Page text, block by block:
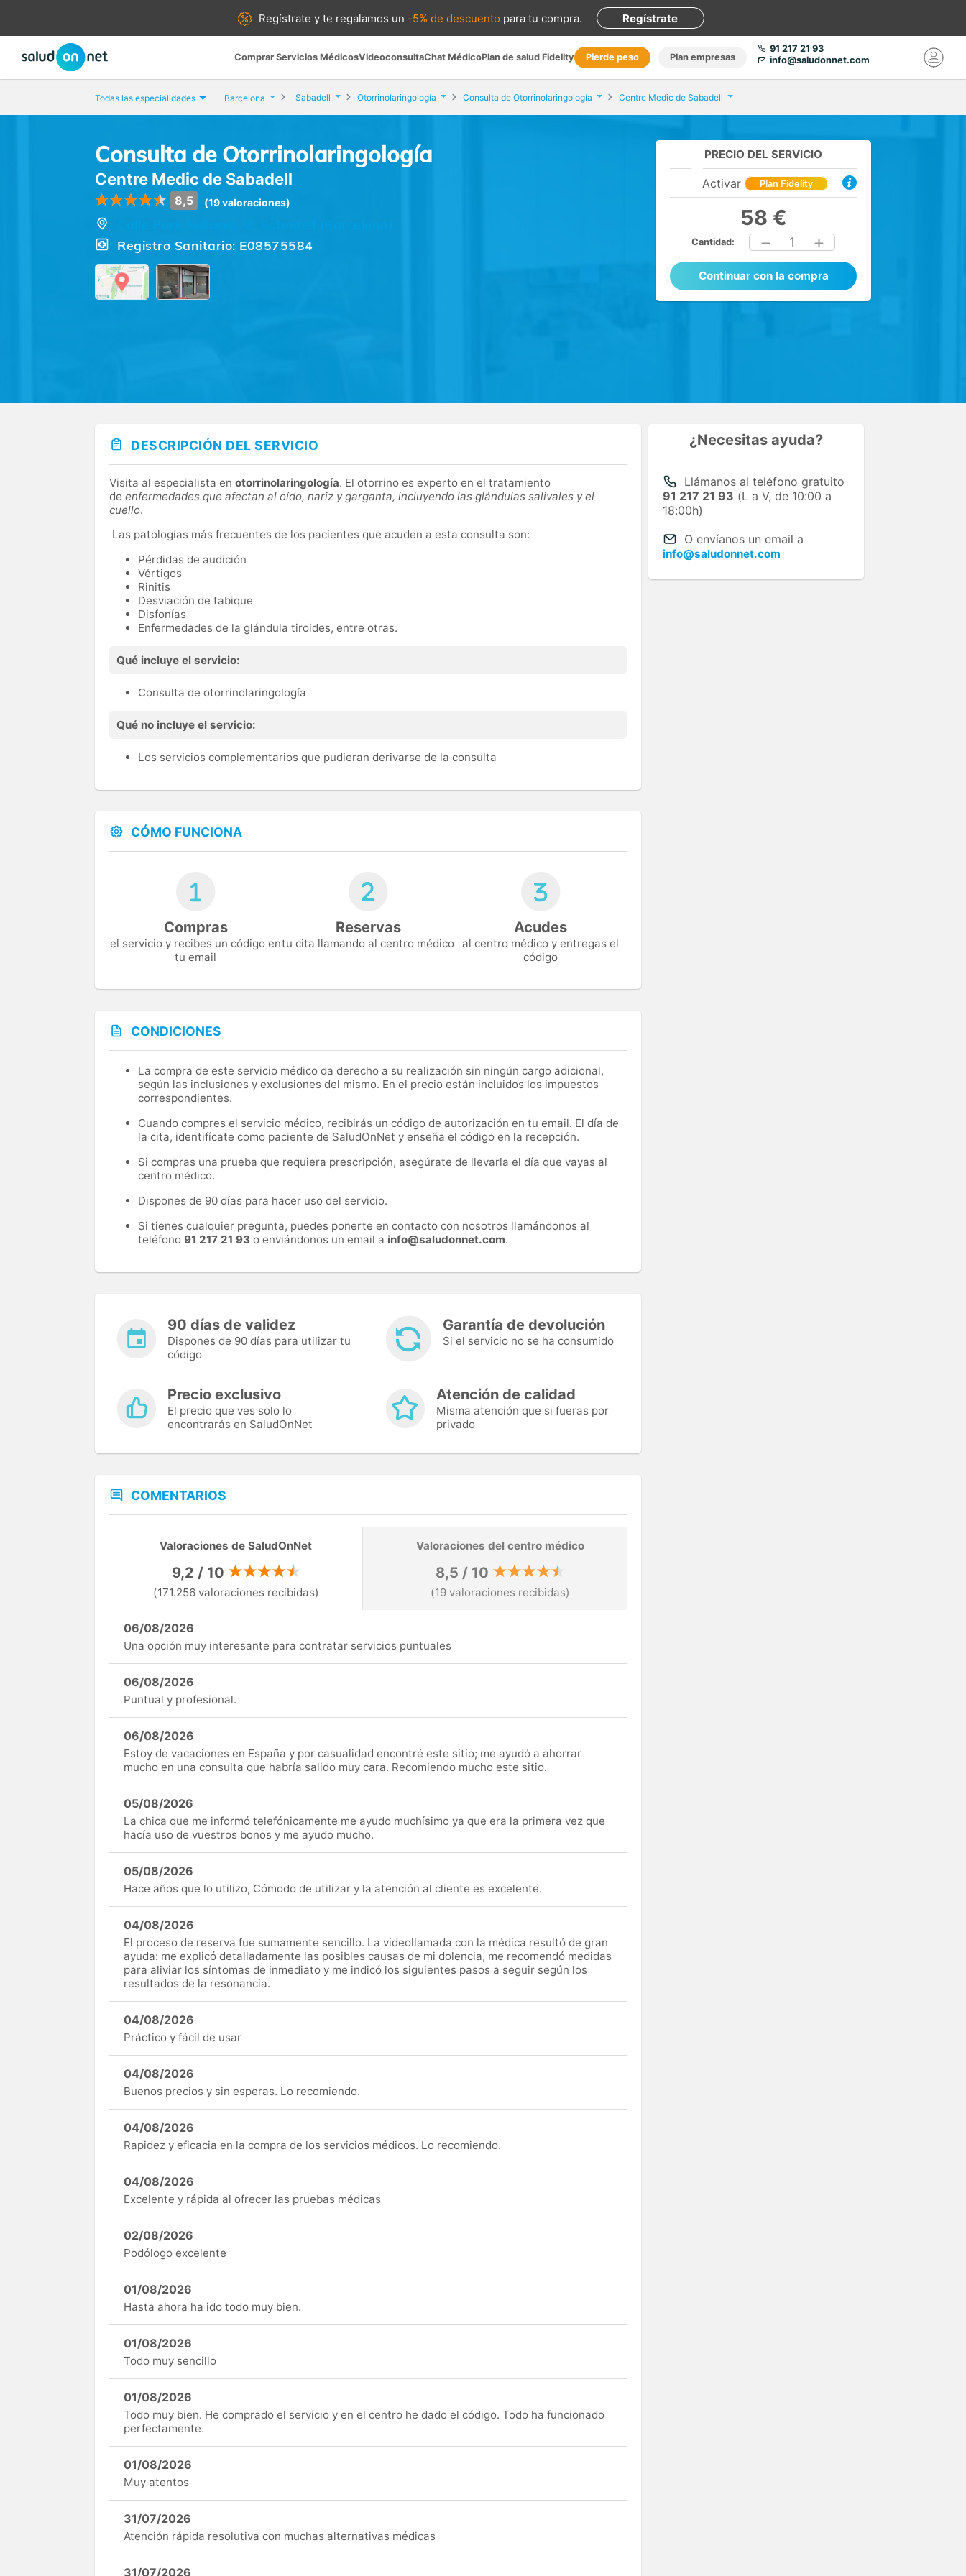
Regístrate yte regalamos un -5% de descuento para tu compra. Regístrate
Comprar Servicios MédicosVideoconsultaChat MédicoPlan de salud Fidelity Pierde peso Plan empresas
91 217 21 93
info@saludonnet.com
Todas las especialidades Barcelona Sabadell Otorrinolaringología Consulta de Otorrinolaringología Centre Medic de Sabadell
Consulta de Otorrinolaringología
Centre Medic de Sabadell
8,5 (19 valoraciones)
Registro Sanitario: E08575584
PRECIO DEL SERVICIO
Activar Plan Fidelity
58 €
Cantidad: 1
Continuar con la compra
DESCRIPCIÓN DEL SERVICIO
Visita al especialista en otorrinolaringología. El otorrino es experto en el tratamiento
de enfermedades que afectan al oído, nariz y garganta, incluyendo las glándulas salivales y el
cuello.
Las patologías más frecuentes de los pacientes que acuden a esta consulta son:
Pérdidas de audición
Vértigos
Rinitis
Desviación de tabique
Disfonías
Enfermedades de la glándula tiroides, entre otras.
Qué incluye el servicio:
Consulta de otorrinolaringología
Qué no incluye el servicio:
Los servicios complementarios que pudieran derivarse de la consulta
CÓMO FUNCIONA
Compras
el servicio y recibes un código en
tu email
Reservas
tu cita llamando al centro médico
Acudes
al centro médico y entregas el
código
CONDICIONES
La compra de este servicio médico da derecho a su realización sin ningún cargo adicional,
según las inclusiones y exclusiones del mismo. En el precio están incluidos los impuestos
correspondientes.
Cuando compres el servicio médico, recibirás un código de autorización en tu email. El día de
la cita, identifícate como paciente de SaludOnNet y enseña el código en la recepción.
Si compras una prueba que requiera prescripción, asegúrate de llevarla el día que vayas al
centro médico.
Dispones de 90 días para hacer uso del servicio.
Si tienes cualquier pregunta, puedes ponerte en contacto con nosotros llamándonos al
teléfono 91 217 21 93 o enviándonos un email a info@saludonnet.com.
90 días de validez
Dispones de 90 días para utilizar tu
código
Garantía de devolución
Si el servicio no se ha consumido
Precio exclusivo
El precio que ves solo lo
encontrarás en SaludOnNet
Atención de calidad
Misma atención que si fueras por
privado
COMENTARIOS
Valoraciones de SaludOnNet
9,2 / 10
(171.256 valoraciones recibidas)
Valoraciones del centro médico
8,5 / 10
(19 valoraciones recibidas)
06/08/2026
Una opción muy interesante para contratar servicios puntuales
06/08/2026
Puntual y profesional.
06/08/2026
Estoy de vacaciones en España y por casualidad encontré este sitio; me ayudó a ahorrar
mucho en una consulta que habría salido muy cara. Recomiendo mucho este sitio.
05/08/2026
La chica que me informó telefónicamente me ayudo muchísimo ya que era la primera vez que
hacía uso de vuestros bonos y me ayudo mucho.
05/08/2026
Hace años que lo utilizo, Cómodo de utilizar y la atención al cliente es excelente.
04/08/2026
El proceso de reserva fue sumamente sencillo. La videollamada con la médica resultó de gran
ayuda: me explicó detalladamente las posibles causas de mi dolencia, me recomendó medidas
para aliviar los síntomas de inmediato y me indicó los siguientes pasos a seguir según los
resultados de la resonancia.
04/08/2026
Práctico y fácil de usar
04/08/2026
Buenos precios y sin esperas. Lo recomiendo.
04/08/2026
Rapidez y eficacia en la compra de los servicios médicos. Lo recomiendo.
04/08/2026
Excelente y rápida al ofrecer las pruebas médicas
02/08/2026
Podólogo excelente
01/08/2026
Hasta ahora ha ido todo muy bien.
01/08/2026
Todo muy sencillo
01/08/2026
Todo muy bien. He comprado el servicio y en el centro he dado el código. Todo ha funcionado
perfectamente.
01/08/2026
Muy atentos
31/07/2026
Atención rápida resolutiva con muchas alternativas médicas
31/07/2026
¿Necesitas ayuda?
Llámanos al teléfono gratuito
91 217 21 93 (L a V, de 10:00 a
18:00h)
O envíanos un email a
info@saludonnet.com